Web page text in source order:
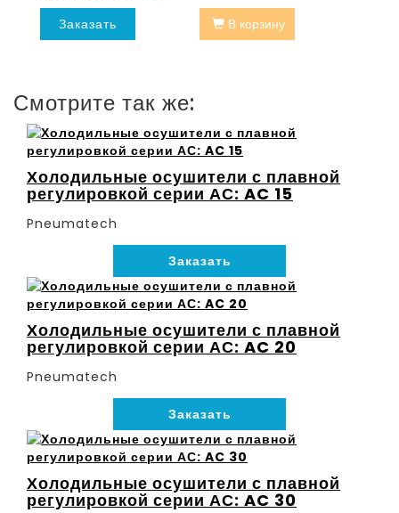
Заказать
В корзину
Смотрите так же:
Холодильные осушители с плавной
регулировкой серии АС: AC 15
Pneumatech
Заказать
Холодильные осушители с плавной
регулировкой серии АС: AC 20
Pneumatech
Заказать
Холодильные осушители с плавной
регулировкой серии АС: AC 30